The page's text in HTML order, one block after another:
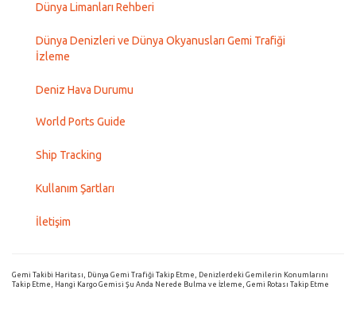
Dünya Limanları Rehberi
Dünya Denizleri ve Dünya Okyanusları Gemi Trafiği
İzleme
Deniz Hava Durumu
World Ports Guide
Ship Tracking
Kullanım Şartları
İletişim
Gemi Takibi Haritası, Dünya Gemi Trafiği Takip Etme, Denizlerdeki Gemilerin Konumlarını
Takip Etme, Hangi Kargo Gemisi Şu Anda Nerede Bulma ve İzleme, Gemi Rotası Takip Etme